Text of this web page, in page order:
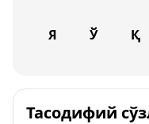
Я Ў Қ
Тасодифий